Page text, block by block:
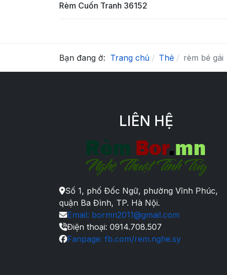
Rèm Cuốn Tranh 36152
Bạn đang ở: Trang chủ Thẻ rèm bé gái
LIÊN HỆ
Số 1, phố Đốc Ngữ, phường Vĩnh Phúc,
quận Ba Đình, TP. Hà Nội.
Email: bormn2011@gmail.com
Điện thoại: 0914.708.507
Fanpage: fb.com/rem.nghe.sy